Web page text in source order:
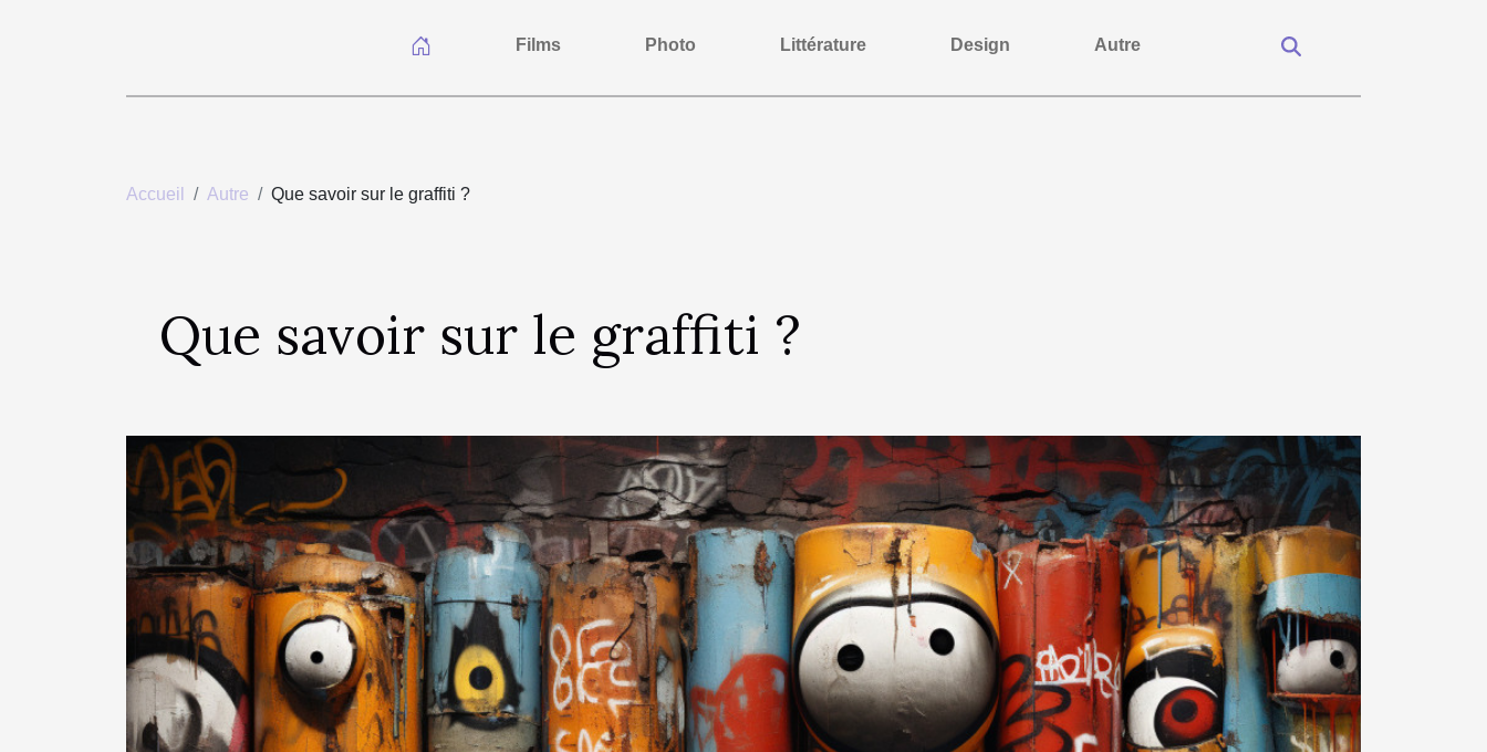
Films Photo Littérature Design Autre
Accueil Autre Que savoir sur le graffiti ?
Que savoir sur le graffiti ?